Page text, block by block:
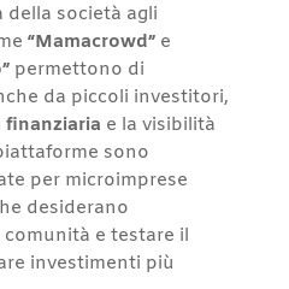
società agli
“Mamacrowd”e
permettono di
da piccoli investitori,
e la visibilità
sono
per microimprese
desiderano
e testare il
investimenti più